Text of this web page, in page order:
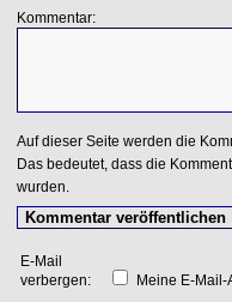
Kommentar:
Auf dieser Seite werden die
Das bedeutet, dass die
wurden.
E-Mail
verbergen:
Meine E-